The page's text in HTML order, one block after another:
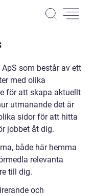
som består av ett
med olika
för att skapa aktuellt
utmanande det är
sidor för att hitta
jobbet åt dig.
både här hemma
relevanta
till dig.
och